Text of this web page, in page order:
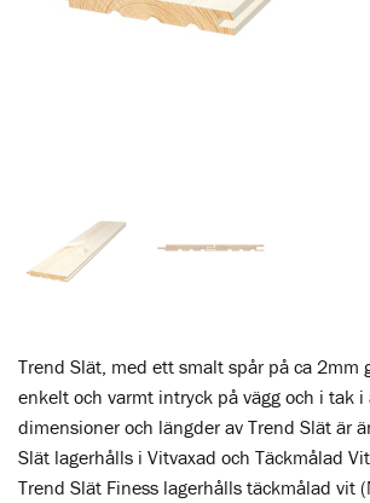
Trend Slät, med ett smalt spår på ca 2mm
enkelt och varmt intryck på vägg och i tak
dimensioner och längder av Trend Slät är
Slät lagerhålls i Vitvaxad och Täckmålad Vit
Trend Slät Finess lagerhålls täckmålad vit